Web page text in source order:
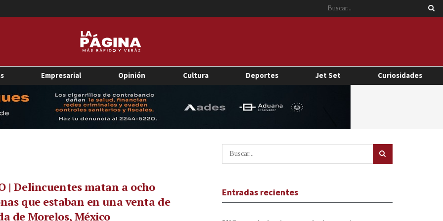
Empresarial Opinión Cultura Deportes Jet Set Curiosidades
| Delincuentes matan a ocho
que estaban en una venta de
de Morelos, México
Entradas recientes